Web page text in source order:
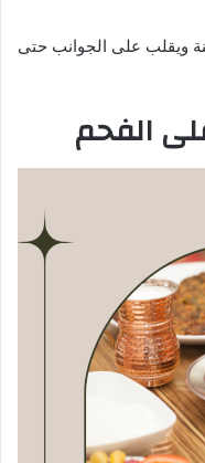
ويقلب على الجوانب حتى
الفحم